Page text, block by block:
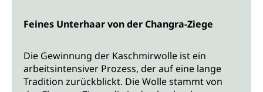
Feines Unterhaar von der Changra-Ziege
Die Gewinnung der Kaschmirwolle ist ein
arbeitsintensiver Prozess, der auf eine lange
Tradition zurückblickt. Die Wolle stammt von